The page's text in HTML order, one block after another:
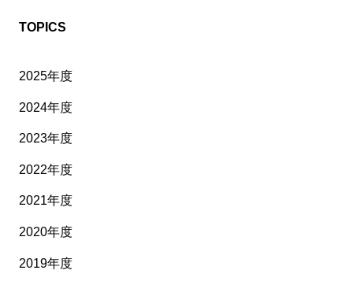
TOPICS
2025年度
2024年度
2023年度
2022年度
2021年度
2020年度
2019年度